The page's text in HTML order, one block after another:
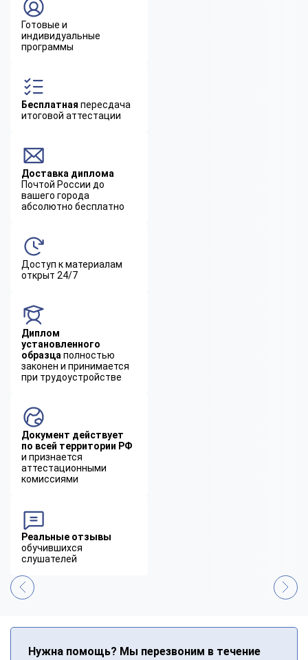
Готовые и
индивидуальные
программы
Бесплатная пересдача
итоговой аттестации
Доставка диплома
Почтой России до
вашего города
абсолютно бесплатно
Доступ к материалам
открыт 24/7
Диплом
установленного
образца полностью
законен и принимается
при трудоустройстве
Документ действует
по всей территории РФ
и признается
аттестационными
комиссиями
Реальные отзывы
обучившихся
слушателей
Нужна помощь? Мы перезвоним в течение